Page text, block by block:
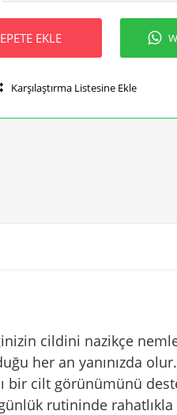
EKLE
Karşılaştırma Listesine Ekle
cildini nazikçe
her an yanınızda olur.
bir cilt görünümünü
rutininde